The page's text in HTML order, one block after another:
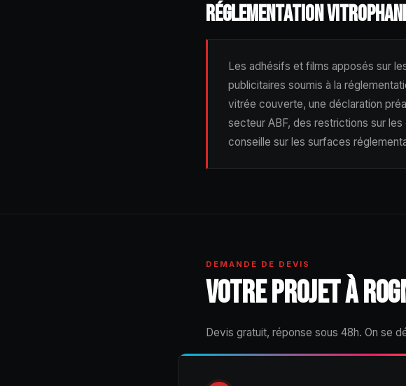
RÉGLEMENTATION
Les adhésifs et films apposés sur
publicitaires soumis à la
vitrée couverte, une déclaration
secteur ABF, des restrictions sur
conseille sur les surfaces
DEMANDE DE DEVIS
VOTRE PROJET À
Devis gratuit, réponse sous 48h. On se